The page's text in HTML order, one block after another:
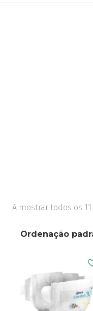
A mostrar todos os